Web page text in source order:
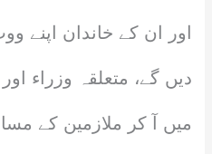
اور ان کے خاندان
دیں گے، متعلقہ وزراء
میں آ کر ملازمین کے